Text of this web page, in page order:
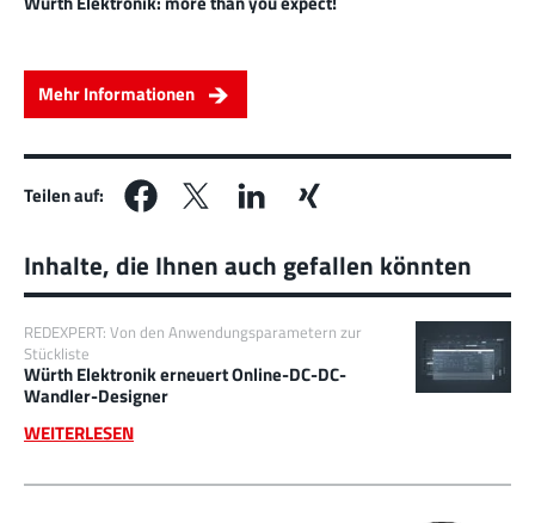
Mehr Informationen
Teilen auf:
Inhalte, die Ihnen auch gefallen könnten
REDEXPERT: Von den Anwendungsparametern zur
Stückliste
Würth Elektronik erneuert Online-DC-DC-
Wandler-Designer
WEITERLESEN